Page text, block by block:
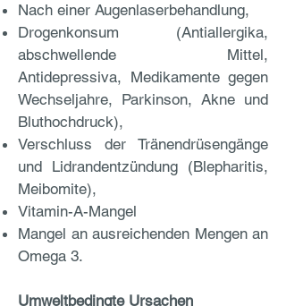
Nach einer Augenlaserbehandlung,
Drogenkonsum (Antiallergika,
abschwellende Mittel,
Antidepressiva, Medikamente gegen
Wechseljahre, Parkinson, Akne und
Bluthochdruck),
Verschluss der Tränendrüsengänge
und Lidrandentzündung (Blepharitis,
Meibomite),
Vitamin-A-Mangel
Mangel an ausreichenden Mengen an
Omega 3.
Umweltbedingte Ursachen